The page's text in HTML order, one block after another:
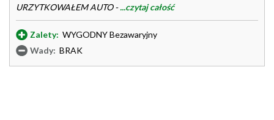
URZYTKOWAŁEM AUTO -...czytaj całość
Zalety: WYGODNY Bezawaryjny
Wady: BRAK